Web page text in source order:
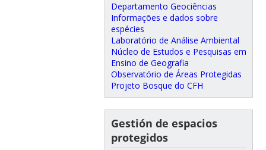
Departamento Geociências
Informações e dados sobre
espécies
Laboratório de Análise Ambiental
Núcleo de Estudos e Pesquisas em
Ensino de Geografia
Observatório de Áreas Protegidas
Projeto Bosque do CFH
Gestión de espacios
protegidos